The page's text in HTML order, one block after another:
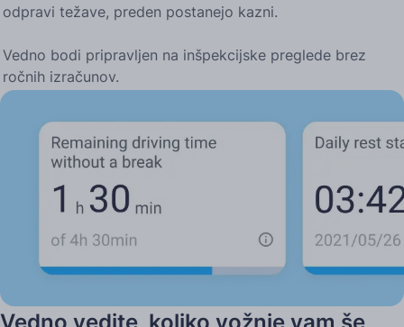
odpravi težave, preden postanejo kazni.
Vedno bodi pripravljen na inšpekcijske preglede brez
ročnih izračunov.